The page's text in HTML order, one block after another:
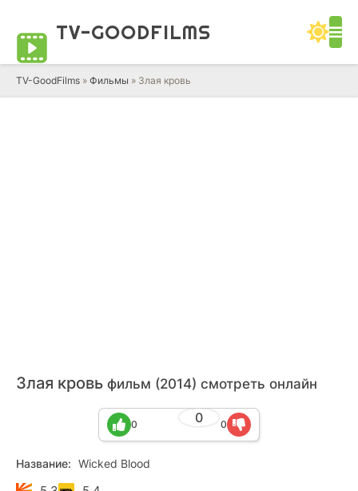
TV-GOODFILMS
TV-GoodFilms » Фильмы » Злая кровь
Злая кровь фильм (2014) смотреть онлайн
0
0 0
Название: Wicked Blood